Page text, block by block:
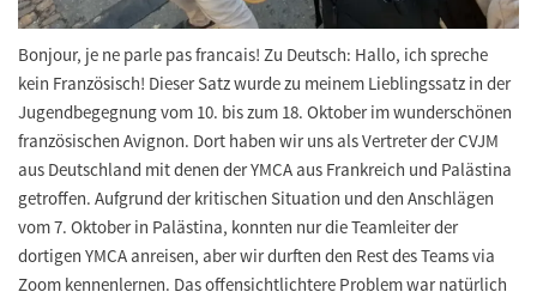
Bonjour, je ne parle pas francais! Zu Deutsch: Hallo, ich spreche
kein Französisch! Dieser Satz wurde zu meinem Lieblingssatz in der
Jugendbegegnung vom 10. bis zum 18. Oktober im wunderschönen
französischen Avignon. Dort haben wir uns als Vertreter der CVJM
aus Deutschland mit denen der YMCA aus Frankreich und Palästina
getroffen. Aufgrund der kritischen Situation und den Anschlägen
vom 7. Oktober in Palästina, konnten nur die Teamleiter der
dortigen YMCA anreisen, aber wir durften den Rest des Teams via
Zoom kennenlernen. Das offensichtlichtere Problem war natürlich